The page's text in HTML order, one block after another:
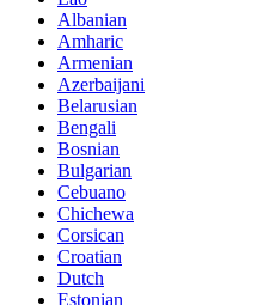
Albanian
Amharic
Armenian
Azerbaijani
Belarusian
Bengali
Bosnian
Bulgarian
Cebuano
Chichewa
Corsican
Croatian
Dutch
Estonian